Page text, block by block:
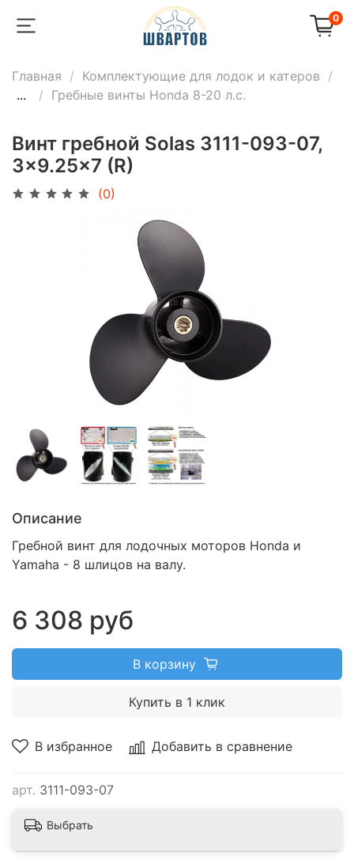
0
Главная
Комплектующие для лодок и катеров
...
Гребные винты Honda 8-20 л.с.
Винт гребной Solas 3111-093-07,
3x9.25x7 (R)
(0)
В избранное Добавить в сравнение
арт. 3111-093-07
Описание
Гребной винт для лодочных моторов Honda и
Yamaha - 8 шлицов на валу.
6 308 руб
В корзину
Купить в 1 клик
Выбрать